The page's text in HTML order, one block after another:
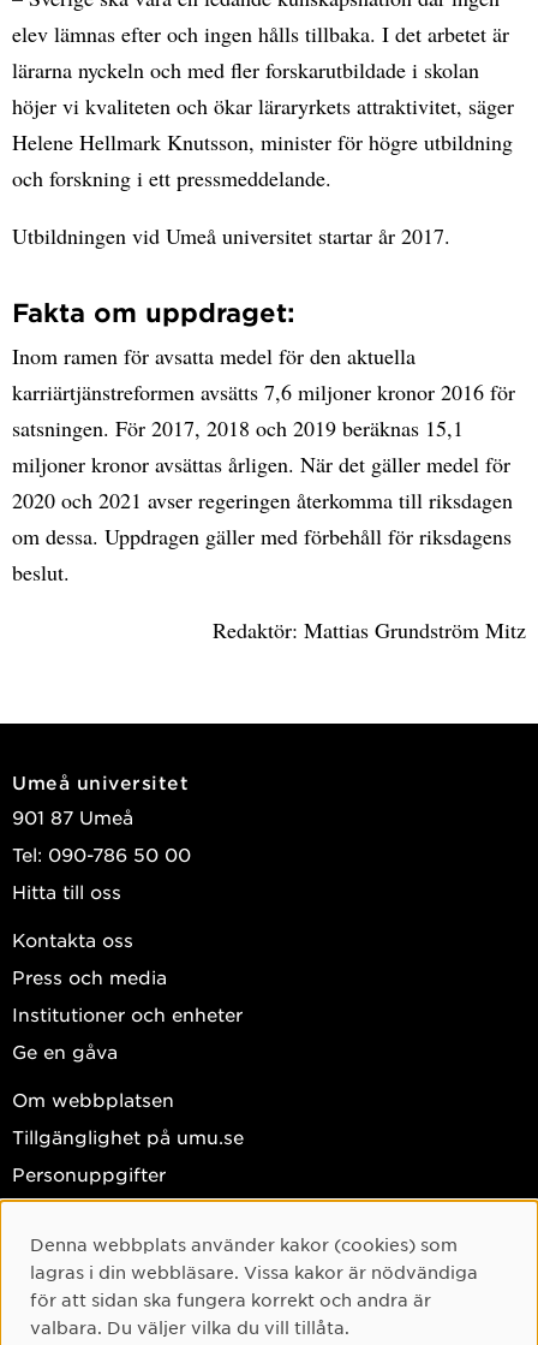
elev lämnas efter och ingen hålls tillbaka. I det arbetet är
lärarna nyckeln och med fler forskarutbildade i skolan
höjer vi kvaliteten och ökar läraryrkets attraktivitet, säger
Helene Hellmark Knutsson, minister för högre utbildning
och forskning i ett pressmeddelande.
Utbildningen vid Umeå universitet startar år 2017.
Fakta om uppdraget:
Inom ramen för avsatta medel för den aktuella
karriärtjänstreformen avsätts 7,6 miljoner kronor 2016 för
satsningen. För 2017, 2018 och 2019 beräknas 15,1
miljoner kronor avsättas årligen. När det gäller medel för
2020 och 2021 avser regeringen återkomma till riksdagen
om dessa. Uppdragen gäller med förbehåll för riksdagens
beslut.
Redaktör: Mattias Grundström Mitz
Umeå universitet
901 87 Umeå
Tel: 090-786 50 00
Hitta till oss
Kontakta oss
Press och media
Institutioner och enheter
Ge en gåva
Om webbplatsen
Tillgänglighet på umu.se
Personuppgifter
Facebook
Instagram
TikTok
Cookie-samtycke
Denna webbplats använder kakor (cookies) som
lagras i din webbläsare. Vissa kakor är nödvändiga
för att sidan ska fungera korrekt och andra är
valbara. Du väljer vilka du vill tillåta.